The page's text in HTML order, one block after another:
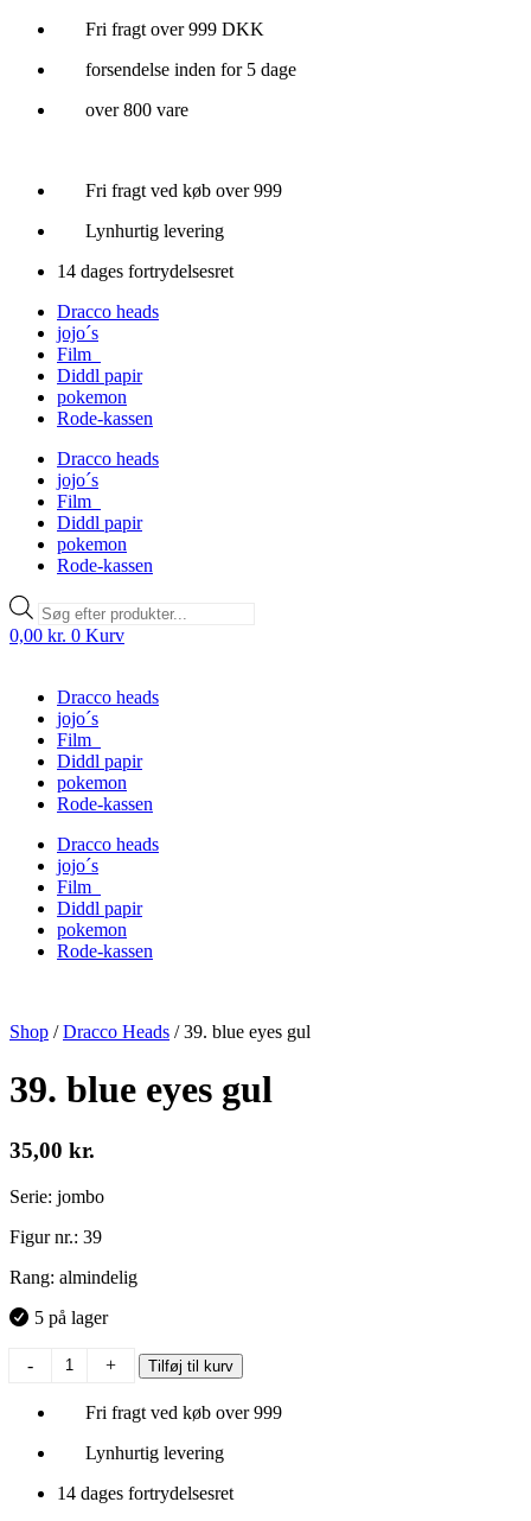
Videre
indhold
Fri fragt over 999 DKK
forsendelse inden for 5 dage
over 800 vare
Fri fragt ved køb over 999
Lynhurtig levering
14 dages fortrydelsesret
Dracco heads
jojo´s
Film
Diddl papir
pokemon
Rode-kassen
Dracco heads
jojo´s
Film
Diddl papir
pokemon
Rode-kassen
Products
search
0,00 kr. 0 Kurv
Dracco heads
jojo´s
Film
Diddl papir
pokemon
Rode-kassen
Dracco heads
jojo´s
Film
Diddl papir
pokemon
Rode-kassen
Shop /Dracco Heads /39. blue eyes gul
39. blue eyes gul
35,00 kr.
Serie: jombo
Figur nr.: 39
Rang: almindelig
5 på lager
- + Tilføj til kurv
Fri fragt ved køb over 999
Lynhurtig levering
14 dages fortrydelsesret